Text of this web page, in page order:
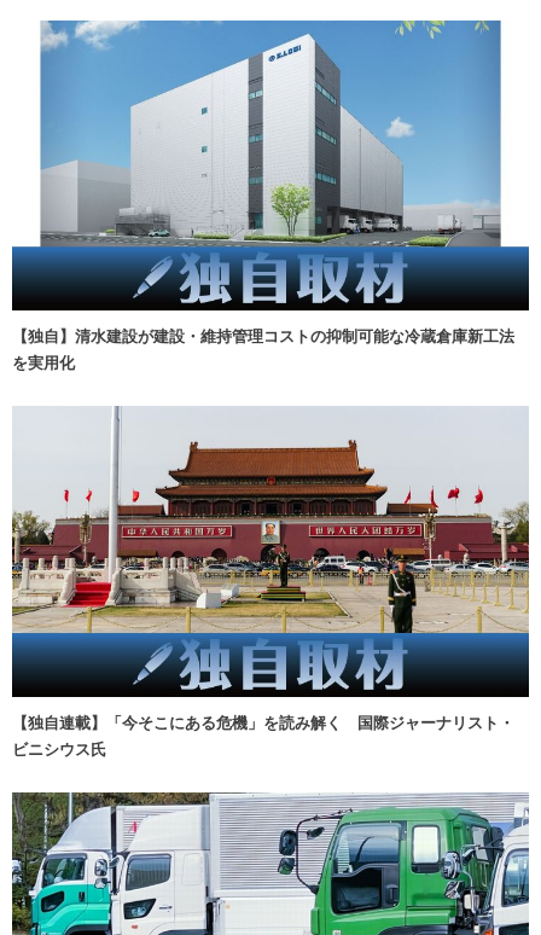
【独自】清水建設が建設・維持管理コストの抑制可能な冷蔵倉庫新工法
を実用化
【独自連載】「今そこにある危機」を読み解く 国際ジャーナリスト・
ビニシウス氏